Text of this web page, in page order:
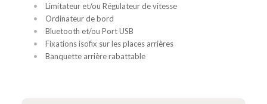
Limitateur et/ou Régulateur de vitesse
Ordinateur de bord
Bluetooth et/ou Port USB
Fixations isofix sur les places arrières
Banquette arrière rabattable